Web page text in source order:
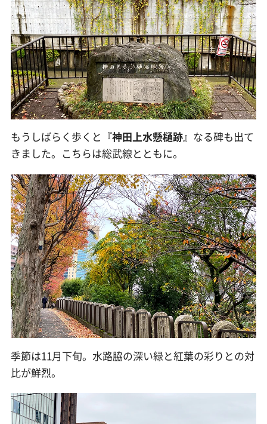
もうしばらく歩くと『神田上水懸樋跡』なる碑も出て
きました。こちらは総武線とともに。
季節は11月下旬。水路脇の深い緑と紅葉の彩りとの対
比が鮮烈。